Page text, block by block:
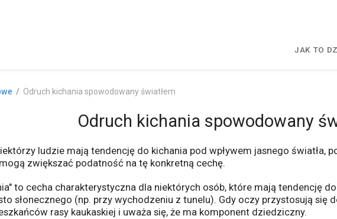
JAK TO
Odruch kichania spowodowany światłem
Odruch kichania spowodowany
ludzie mają tendencję do kichania pod wpływem jasnego światła,
zwiększać podatność na tę konkretną cechę.
to cecha charakterystyczna dla niektórych osób, które mają tendencję
słonecznego (np. przy wychodzeniu z tunelu). Gdy oczy przystosują się
rasy kaukaskiej i uważa się, że ma komponent dziedziczny.